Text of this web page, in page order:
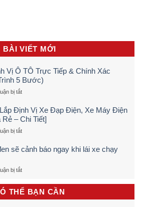
BÀI VIẾT MỚI
Vị Ô TÔ Trực Tiếp & Chính Xác
5 Bước)
bị tắtở
Dò
Định
Vị
Ô
Trực
Chính
100%
(Quy
Định Vị Xe Đạp Điện, Xe Máy Điện
– Chi Tiết]
bị tắtở
Dẫn
Vị
Đạp
Điện,
sẽ cảnh báo ngay khi lái xe chạy
bị tắtở
vị
hộp
đen
THỂ BẠN CẦN